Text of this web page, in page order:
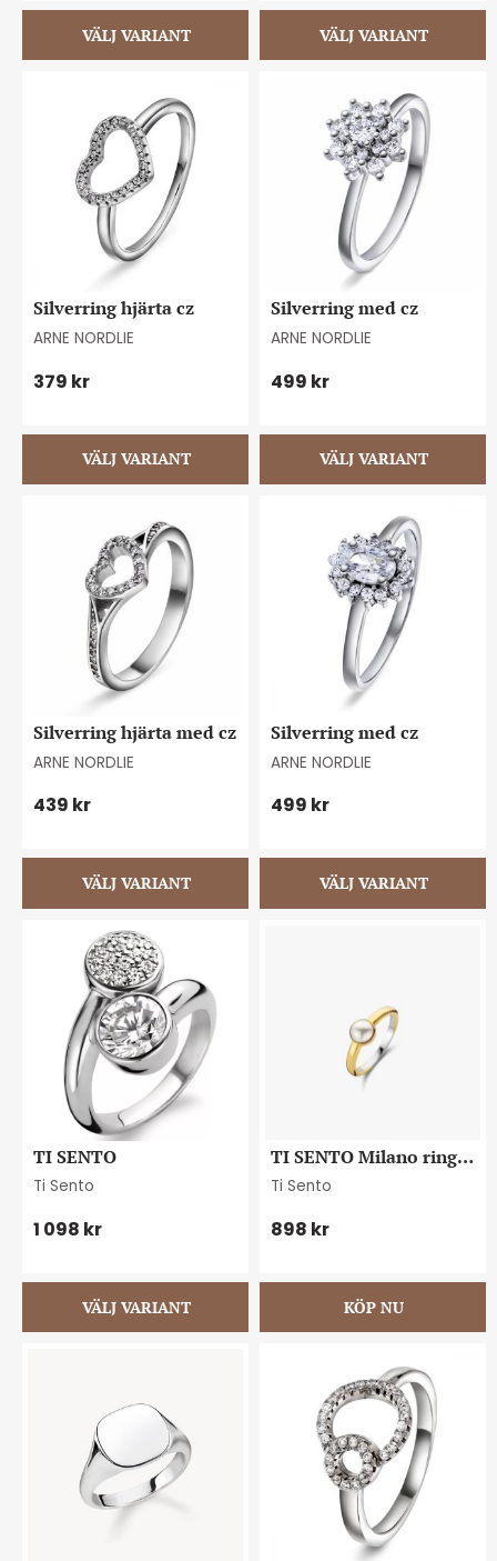
Silverring hjärta cz
ARNE NORDLIE
379 kr
Silverring med cz
ARNE NORDLIE
499 kr
Silverring hjärta med cz
ARNE NORDLIE
439 kr
Silverring med cz
ARNE NORDLIE
499 kr
TI SENTO
Ti Sento
1 098 kr
TI SENTO Milano ring
strl 58
Ti Sento
898 kr